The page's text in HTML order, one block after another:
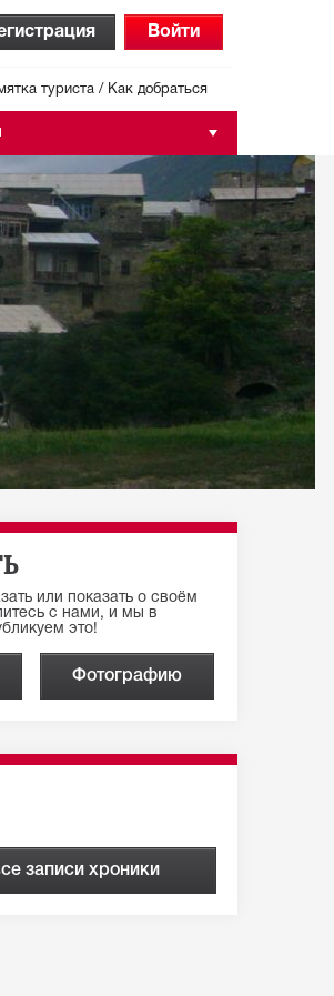
Войти
туриста / Как добраться
или показать о своём
с нами, и мы в
это!
Фотографию
записи хроники